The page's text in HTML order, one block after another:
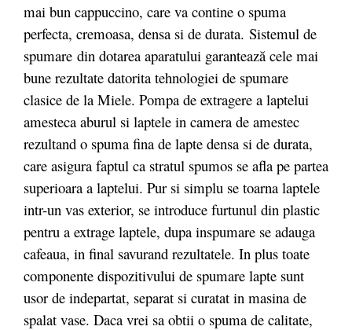
mai bun cappuccino, care va contine o spuma
perfecta, cremoasa, densa si de durata. Sistemul de
spumare din dotarea aparatului garantează cele mai
bune rezultate datorita tehnologiei de spumare
clasice de la Miele. Pompa de extragere a laptelui
amesteca aburul si laptele in camera de amestec
rezultand o spuma fina de lapte densa si de durata,
care asigura faptul ca stratul spumos se afla pe partea
superioara a laptelui. Pur si simplu se toarna laptele
intr-un vas exterior, se introduce furtunul din plastic
pentru a extrage laptele, dupa inspumare se adauga
cafeaua, in final savurand rezultatele. In plus toate
componente dispozitivului de spumare lapte sunt
usor de indepartat, separat si curatat in masina de
spalat vase. Daca vrei sa obtii o spuma de calitate,